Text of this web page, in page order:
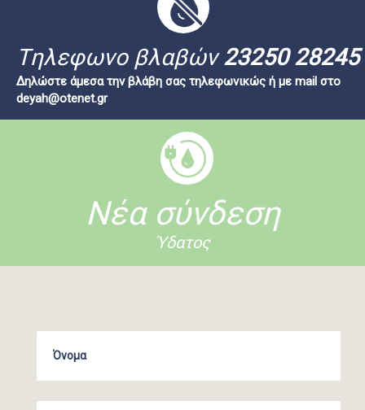
Tηλεφωνο βλαβών23250 28245
Δηλώστε άμεσα την βλάβη σας τηλεφωνικώς ή με mail στο
deyah@otenet.gr
Νέα σύνδεση
Ύδατος